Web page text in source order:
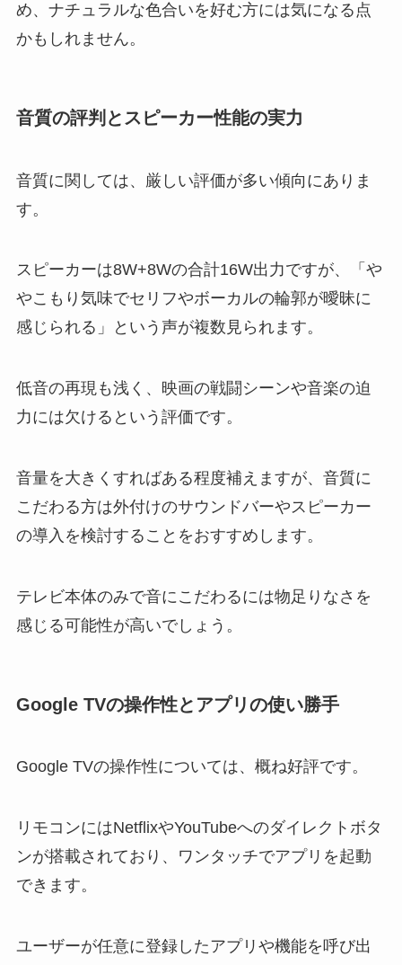
め、ナチュラルな色合いを好む方には気になる点
かもしれません。
音質の評判とスピーカー性能の実力
音質に関しては、厳しい評価が多い傾向にありま
す。
スピーカーは8W+8Wの合計16W出力ですが、「や
やこもり気味でセリフやボーカルの輪郭が曖昧に
感じられる」という声が複数見られます。
低音の再現も浅く、映画の戦闘シーンや音楽の迫
力には欠けるという評価です。
音量を大きくすればある程度補えますが、音質に
こだわる方は外付けのサウンドバーやスピーカー
の導入を検討することをおすすめします。
テレビ本体のみで音にこだわるには物足りなさを
感じる可能性が高いでしょう。
Google TVの操作性とアプリの使い勝手
Google TVの操作性については、概ね好評です。
リモコンにはNetflixやYouTubeへのダイレクトボタ
ンが搭載されており、ワンタッチでアプリを起動
できます。
ユーザーが任意に登録したアプリや機能を呼び出